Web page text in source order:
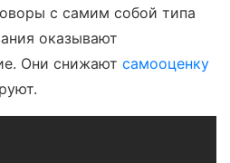
с самим собой типа
оказывают
Они снижают самооценку